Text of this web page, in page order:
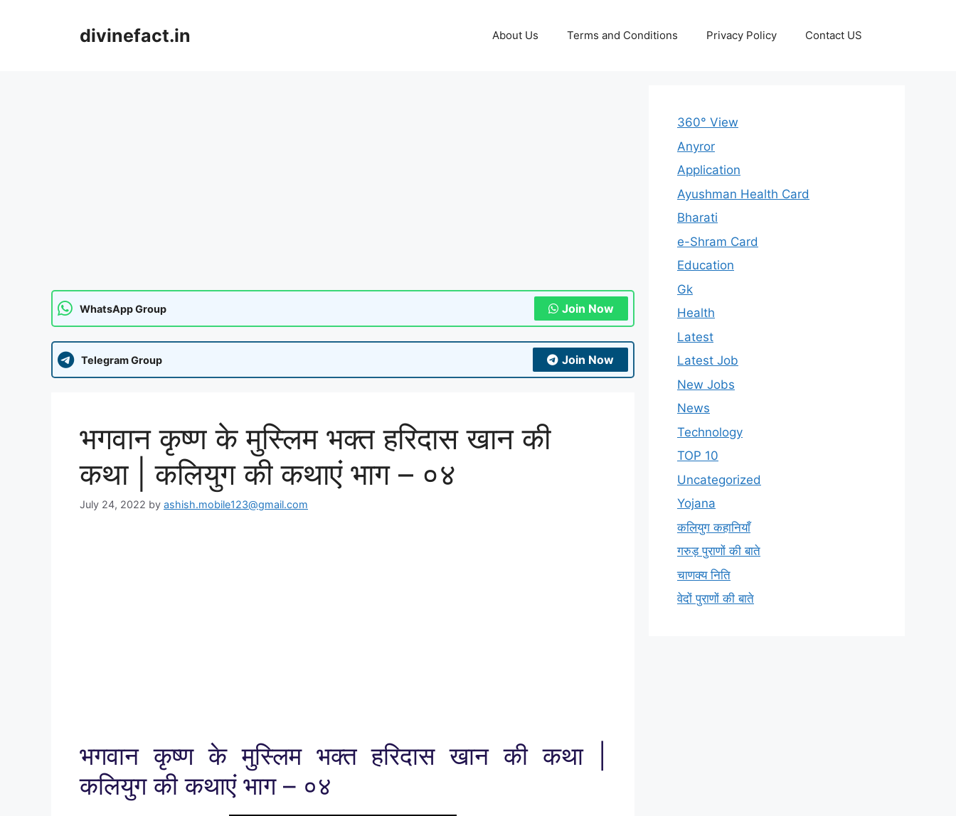
divinefact.in About Us Terms and Conditions Privacy Policy Contact US
WhatsApp Group Join Now
Telegram Group Join Now
भगवान कृष्ण के मुस्लिम भक्त हरिदास खान की
कथा | कलियुग की कथाएं भाग – ०४
July 24, 2022 by ashish.mobile123@gmail.com
भगवान कृष्ण के मुस्लिम भक्त हरिदास खान की कथा |
कलियुग की कथाएं भाग – ०४
360° View
Anyror
Application
Ayushman Health Card
Bharati
e-Shram Card
Education
Gk
Health
Latest
Latest Job
New Jobs
News
Technology
TOP 10
Uncategorized
Yojana
कलियुग कहानियाँ
गरुड़ पुराणों की बाते
चाणक्य निति
वेदों पुराणों की बाते